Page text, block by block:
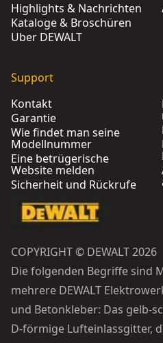
Highlights & Nachrichten
Kataloge & Broschüren
Über DEWALT
Support
Kontakt
Garantie
Wie findet man seine
Modellnummer
Eine betrügerische
Website melden
Sicherheit und Rückrufe
COPYRIGHT © DEWALT 2026
Die folgenden Begriffe sind
mehrere DEWALT
und Betonkleber: Das gelb-
D-förmige Lufteinlassgitter,